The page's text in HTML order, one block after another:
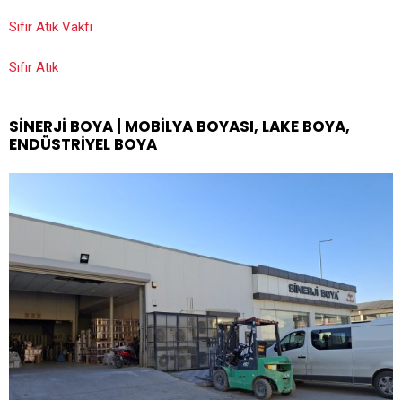
Sıfır Atık Vakfı
Sıfır Atık
SINERJI BOYA | MOBILYA BOYASI, LAKE BOYA,
ENDÜSTRIYEL BOYA